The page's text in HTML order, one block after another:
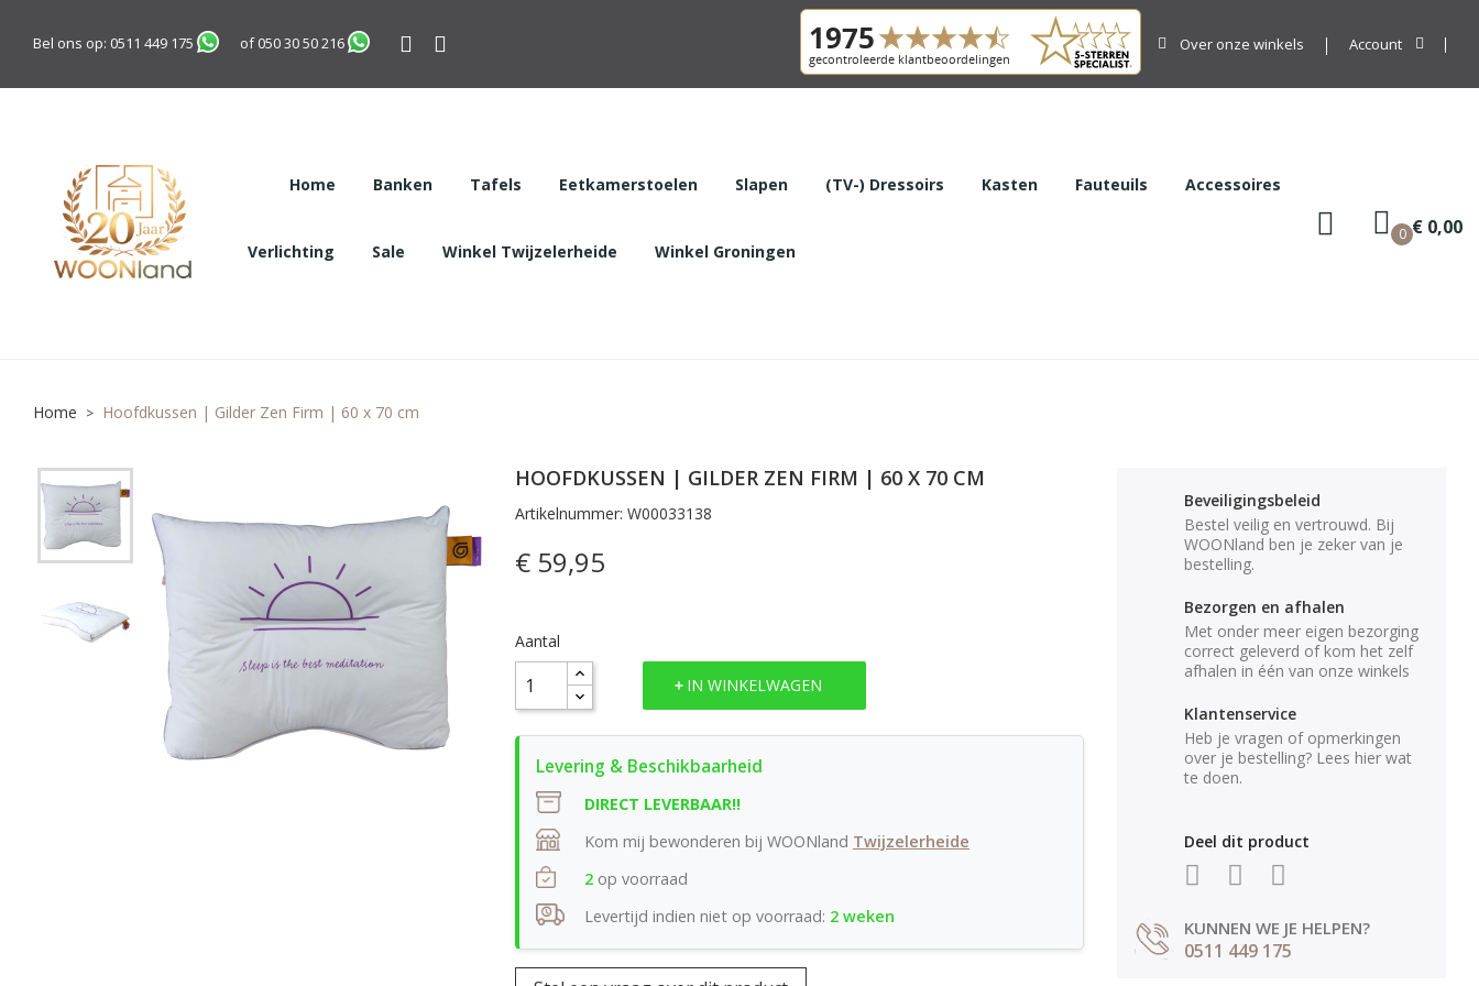
Bel ons op: 0511 449 175 of050 30 50 216 Over onze winkels Account
Home Banken Tafels Eetkamerstoelen Slapen (TV-) Dressoirs Kasten Fauteuils Accessoires
Verlichting Sale Winkel Twijzelerheide Winkel Groningen
0 € 0,00
Home Hoofdkussen | Gilder Zen Firm | 60 x 70 cm
HOOFDKUSSEN | GILDER ZEN FIRM | 60 X 70 CM
Artikelnummer: W00033138
€ 59,95
Aantal
IN WINKELWAGEN
DIRECT LEVERBAAR!!
Kom mij bewonderen bij WOONland Twijzelerheide
2op voorraad
Levertijd indien niet op voorraad: 2 weken
Beveiligingsbeleid
Bestel veilig en vertrouwd. Bij
WOONland ben je zeker van je
bestelling.
Bezorgen en afhalen
Met onder meer eigen bezorging
correct geleverd of kom het zelf
afhalen in één van onze winkels
Klantenservice
Heb je vragen of opmerkingen
over je bestelling? Lees hier wat
te doen.
Deel dit product
KUNNEN WE JE HELPEN?
0511 449 175